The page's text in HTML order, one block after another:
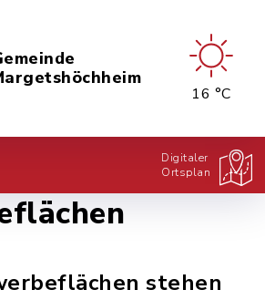
16 °C
Digitaler
Ortsplan
stehen